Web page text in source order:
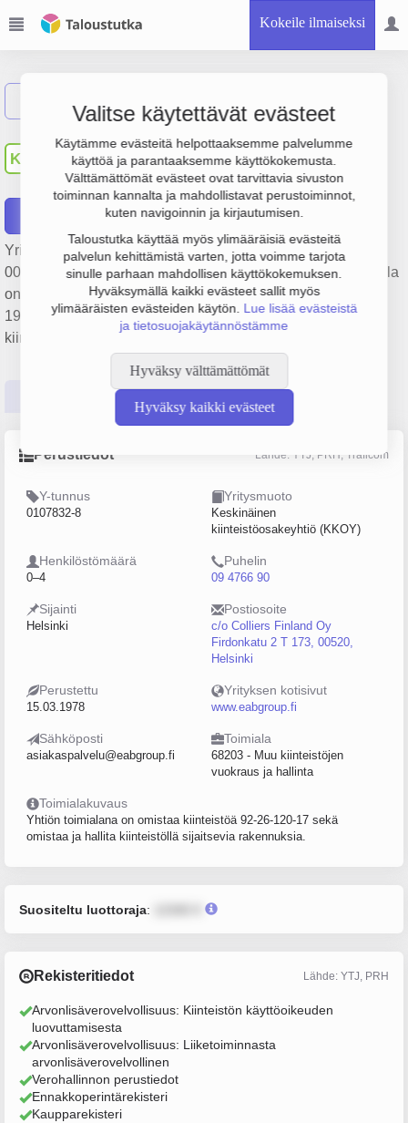
Kokeile ilmaiseksi
Valitse käytettävät evästeet
Käytämme evästeitä helpottaaksemme palvelumme
käyttöä ja parantaaksemme käyttökokemusta.
Välttämättömät evästeet ovat tarvittavia sivuston
toiminnan kannalta ja mahdollistavat perustoiminnot,
kuten navigoinnin ja kirjautumisen.
Taloustutka käyttää myös ylimääräisiä evästeitä
palvelun kehittämistä varten, jotta voimme tarjota
sinulle parhaan mahdollisen käyttökokemuksen.
Hyväksymällä kaikki evästeet sallit myös
ylimääräisten evästeiden käytön. Lue lisää evästeistä
ja tietosuojakäytännöstämme
Hyväksy välttämättömät
Hyväksy kaikki evästeet
KT
Kiinteistöosakeyhtiö Tiilitie
14
Yrityksen Kiinteistöosakeyhtiö Tiilitie 14 liikevaihto on 972
000 €, tulos 773 000 € ja henkilöstömäärä 0. Sen päätoimiala
on Muu kiinteistöjen vuokraus ja hallinta, perustamisvuosi
1978 ja sijainti Helsinki. Yrityksen yhtiömuoto Keskinäinen
kiinteistöosakeyhtiö (KKOY).
Päättäjätiedot
Perustiedot Lähde: YTJ, PRH, Traficom
Y-tunnus
0107832-8
Yritysmuoto
Keskinäinen
kiinteistöosakeyhtiö (KKOY)
Henkilöstömäärä
0–4
Puhelin
09 4766 90
Sijainti
Helsinki
Postiosoite
c/o Colliers Finland Oy
Firdonkatu 2 T 173, 00520,
Helsinki
Perustettu
15.03.1978
Yrityksen kotisivut
www.eabgroup.fi
Sähköposti
asiakaspalvelu@eabgroup.fi
Toimiala
68203 - Muu kiinteistöjen
vuokraus ja hallinta
Toimialakuvaus
Yhtiön toimialana on omistaa kiinteistöä 92-26-120-17 sekä
omistaa ja hallita kiinteistöllä sijaitsevia rakennuksia.
Suositeltu luottoraja:
Rekisteritiedot Lähde: YTJ, PRH
Arvonlisäverovelvollisuus: Kiinteistön käyttöoikeuden
luovuttamisesta
Arvonlisäverovelvollisuus: Liiketoiminnasta
arvonlisäverovelvollinen
Verohallinnon perustiedot
Ennakkoperintärekisteri
Kaupparekisteri